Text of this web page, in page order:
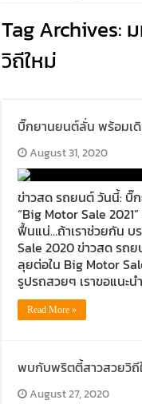
Tag Archives:
วิถีใหม่
บิ๊กยานยนต์ลั่น พร้อมเ
August 31, 2020
ข่าวสด รถยนต์ วันนี้: บิ๊
“Big Motor Sale
ฟื้นแน่…ถ้าเราช่วยกัน บ
Sale 2020 ข่าวสด รถ
ลุยต่อใน Big Motor
รูปรถสวยๆ เราขอแนะน
Read More »
พบกับพริตตี้สาวสวยวิถี
August 27, 2020